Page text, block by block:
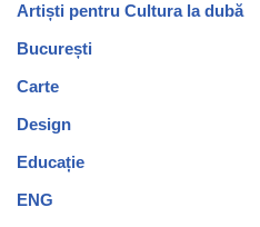
Artiști pentru Cultura la dubă
București
Carte
Design
Educație
ENG